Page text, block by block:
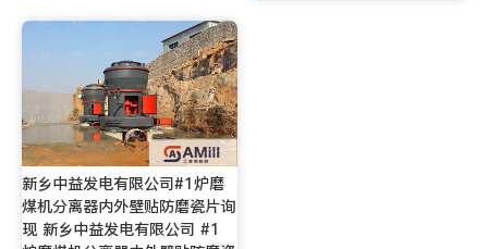
新乡中益发电有限公司#1炉磨
煤机分离器内外壁贴防磨瓷片询
现 新乡中益发电有限公司 #1